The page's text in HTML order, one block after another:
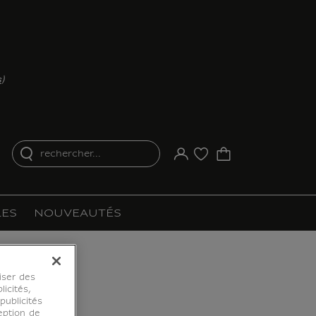
)
rechercher...
Votre compte
Liste d'achat
NOUVEAUTÉS
des
de